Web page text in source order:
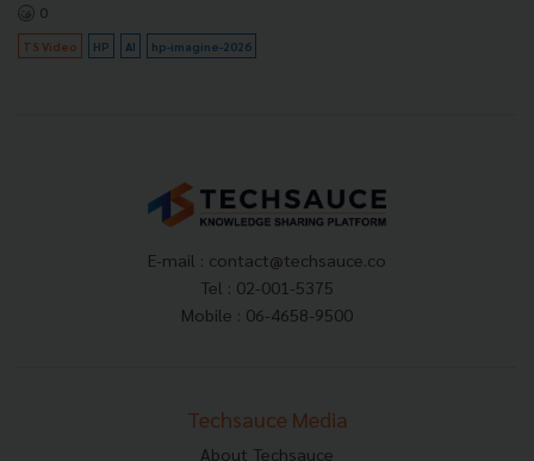
0
TS Video HP AI hp-imagine-2026
E-mail : contact@techsauce.co
Tel : 02-001-5375
Mobile : 06-4658-9500
Techsauce Media
About Techsauce